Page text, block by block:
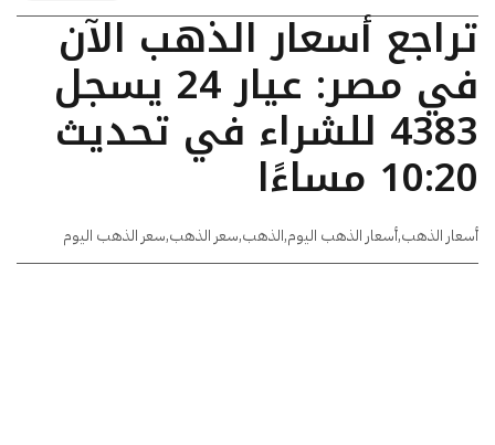
تراجع أسعار الذهب الآن
في مصر: عيار 24 يسجل
4383 للشراء في تحديث
10:20 مساءًا
أسعار الذهب,أسعار الذهب اليوم,الذهب,سعر الذهب,سعر الذهب اليوم